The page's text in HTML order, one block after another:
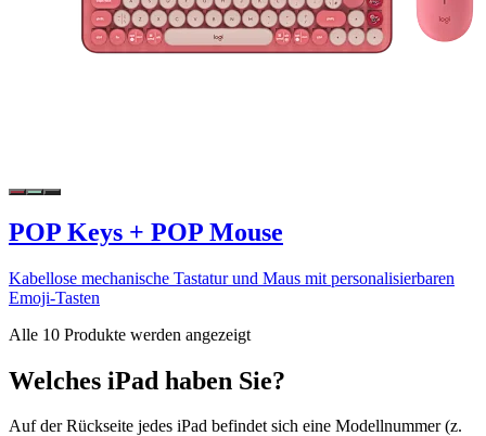
POP Keys + POP Mouse
Kabellose mechanische Tastatur und Maus mit personalisierbaren
Emoji-Tasten
Alle 10 Produkte werden angezeigt
Welches iPad haben Sie?
Auf der Rückseite jedes iPad befindet sich eine Modellnummer (z.